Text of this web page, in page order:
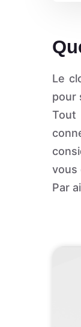
Le
pour
Tout
vous
Par